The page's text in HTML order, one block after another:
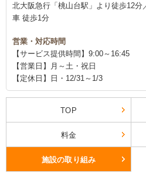
北大阪急行「桃山台駅」より徒歩12
車 徒歩1分
営業・対応時間
【サービス提供時間】9:00～16:45
【営業日】月～土・祝日
【定休日】日・12/31～1/3
TOP
料金
施設の取り組み